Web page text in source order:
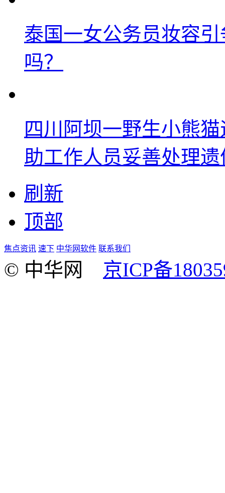
泰国一女公务员妆容
吗？
四川阿坝一野生小熊
助工作人员妥善处理遗
刷新
顶部
焦点资讯 速下 中华网软件 联系我们
© 中华网 京ICP备